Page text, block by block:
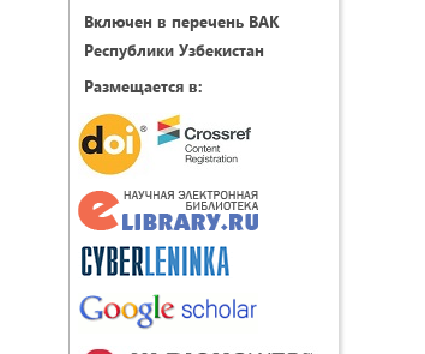
Включен в перечень ВАК
Республики Узбекистан
Размещается в: